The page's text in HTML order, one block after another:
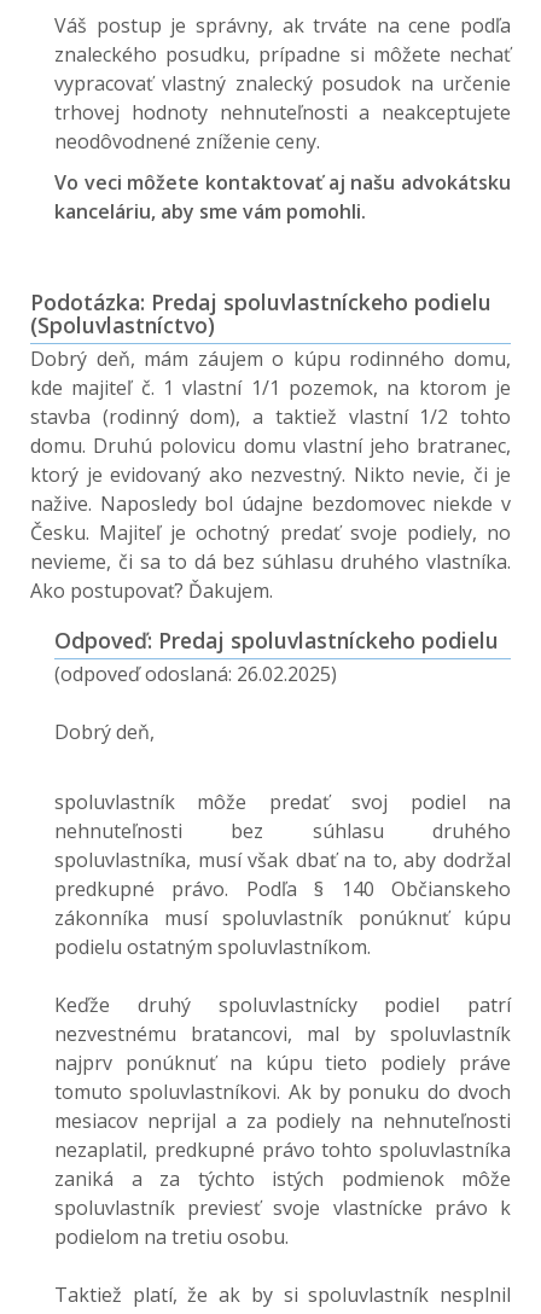
Váš postup je správny, ak trváte na cene podľa
znaleckého posudku, prípadne si môžete nechať
vypracovať vlastný znalecký posudok na určenie
trhovej hodnoty nehnuteľnosti a neakceptujete
neodôvodnené zníženie ceny.
Vo veci môžete kontaktovať aj našu advokátsku
kanceláriu, aby sme vám pomohli.
Podotázka: Predaj spoluvlastníckeho podielu
(Spoluvlastníctvo)
Dobrý deň, mám záujem o kúpu rodinného domu,
kde majiteľ č. 1 vlastní 1/1 pozemok, na ktorom je
stavba (rodinný dom), a taktiež vlastní 1/2 tohto
domu. Druhú polovicu domu vlastní jeho bratranec,
ktorý je evidovaný ako nezvestný. Nikto nevie, či je
nažive. Naposledy bol údajne bezdomovec niekde v
Česku. Majiteľ je ochotný predať svoje podiely, no
nevieme, či sa to dá bez súhlasu druhého vlastníka.
Ako postupovať? Ďakujem.
Odpoveď: Predaj spoluvlastníckeho podielu
(odpoveď odoslaná: 26.02.2025)
Dobrý deň,
spoluvlastník môže predať svoj podiel na
nehnuteľnosti bez súhlasu druhého
spoluvlastníka, musí však dbať na to, aby dodržal
predkupné právo. Podľa § 140 Občianskeho
zákonníka musí spoluvlastník ponúknuť kúpu
podielu ostatným spoluvlastníkom.
Keďže druhý spoluvlastnícky podiel patrí
nezvestnému bratancovi, mal by spoluvlastník
najprv ponúknuť na kúpu tieto podiely práve
tomuto spoluvlastníkovi. Ak by ponuku do dvoch
mesiacov neprijal a za podiely na nehnuteľnosti
nezaplatil, predkupné právo tohto spoluvlastníka
zaniká a za týchto istých podmienok môže
spoluvlastník previesť svoje vlastnícke právo k
podielom na tretiu osobu.
Taktiež platí, že ak by si spoluvlastník nesplnil